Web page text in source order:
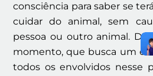
consciência para saber se
cuidar do animal, sem
pessoa ou outro animal. Daí
momento, que busca um
todos os envolvidos nesse